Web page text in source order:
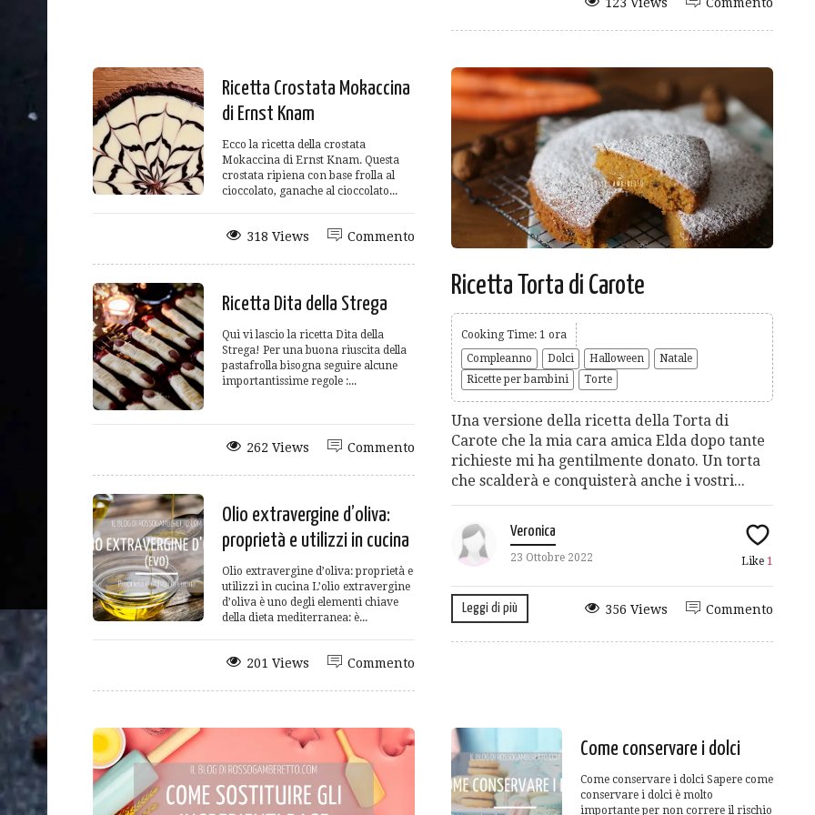
Ricetta Crostata Mokaccina
di Ernst Knam
Ecco la ricetta della crostata
Mokaccina di Ernst Knam. Questa
crostata ripiena con base frolla al
cioccolato, ganache al cioccolato...
Commento
318 Views
Ricetta Dita della Strega
Qui vi lascio la ricetta Dita della
Strega! Per una buona riuscita della
pastafrolla bisogna seguire alcune
importantissime regole :...
Commento
262 Views
Olio extravergine d’oliva:
proprietà e utilizzi in cucina
Olio extravergine d’oliva: proprietà e
utilizzi in cucina L’olio extravergine
d’oliva è uno degli elementi chiave
della dieta mediterranea: è...
Commento
201 Views
Ricetta Torta di Carote
Cooking Time: 1 ora
Compleanno
Dolci Halloween
Natale
Ricette per bambini
Torte
Una versione della ricetta della Torta di
Carote che la mia cara amica Elda dopo tante
richieste mi ha gentilmente donato. Un torta
che scalderà e conquisterà anche i vostri...
Veronica
23 Ottobre 2022 Like 1
Leggi di più Commento
356 Views
Come conservare i dolci
Come conservare i dolci Sapere come
conservare i dolci è molto
importante per non correre il rischio